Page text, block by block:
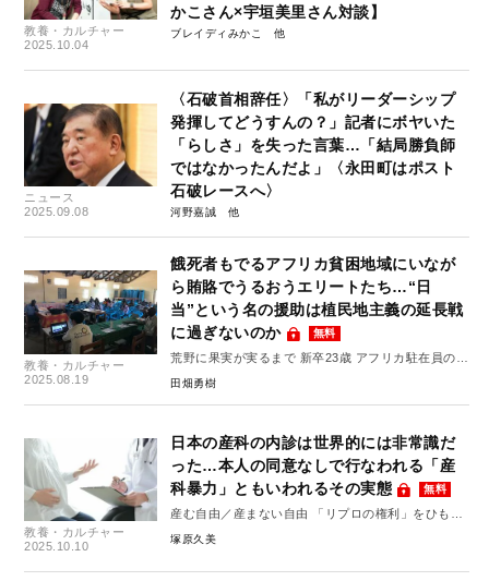
教養・カルチャー
2025.10.04
かこさん×宇垣美里さん対談】
ブレイディみかこ
ニュース
2025.09.08
〈石破首相辞任〉「私がリーダーシップ
発揮してどうすんの？」記者にボヤいた
「らしさ」を失った言葉…「結局勝負師
ではなかったんだよ」〈永田町はポスト
石破レースへ〉
河野嘉誠
教養・カルチャー
2025.08.19
餓死者もでるアフリカ貧困地域にいなが
ら賄賂でうるおうエリートたち…“日
当”という名の援助は植民地主義の延長戦
に過ぎないのか
無料
荒野に果実が実るまで 新卒23歳 アフリカ駐在員の奮
闘記 #1
田畑勇樹
教養・カルチャー
2025.10.10
日本の産科の内診は世界的には非常識だ
った…本人の同意なしで行なわれる「産
科暴力」ともいわれるその実態
無料
産む自由／産まない自由 「リプロの権利」をひもと
く #2
塚原久美